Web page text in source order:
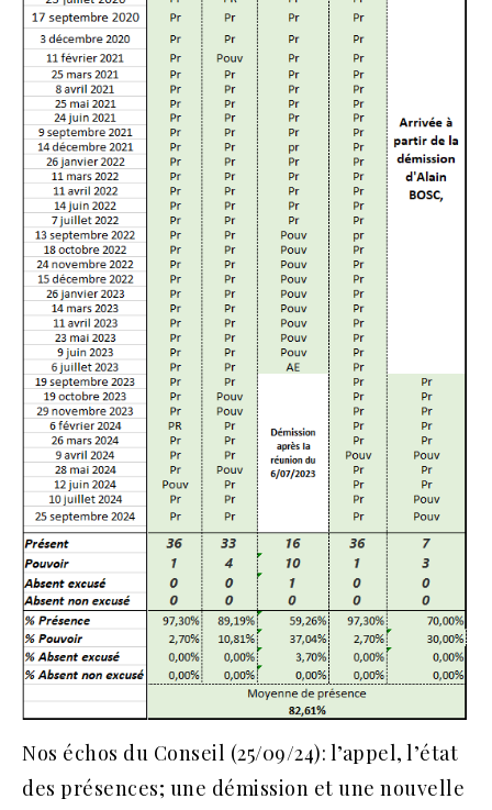
Nos échos du Conseil (25/09/24): l’appel, l’état
des présences; une démission et une nouvelle